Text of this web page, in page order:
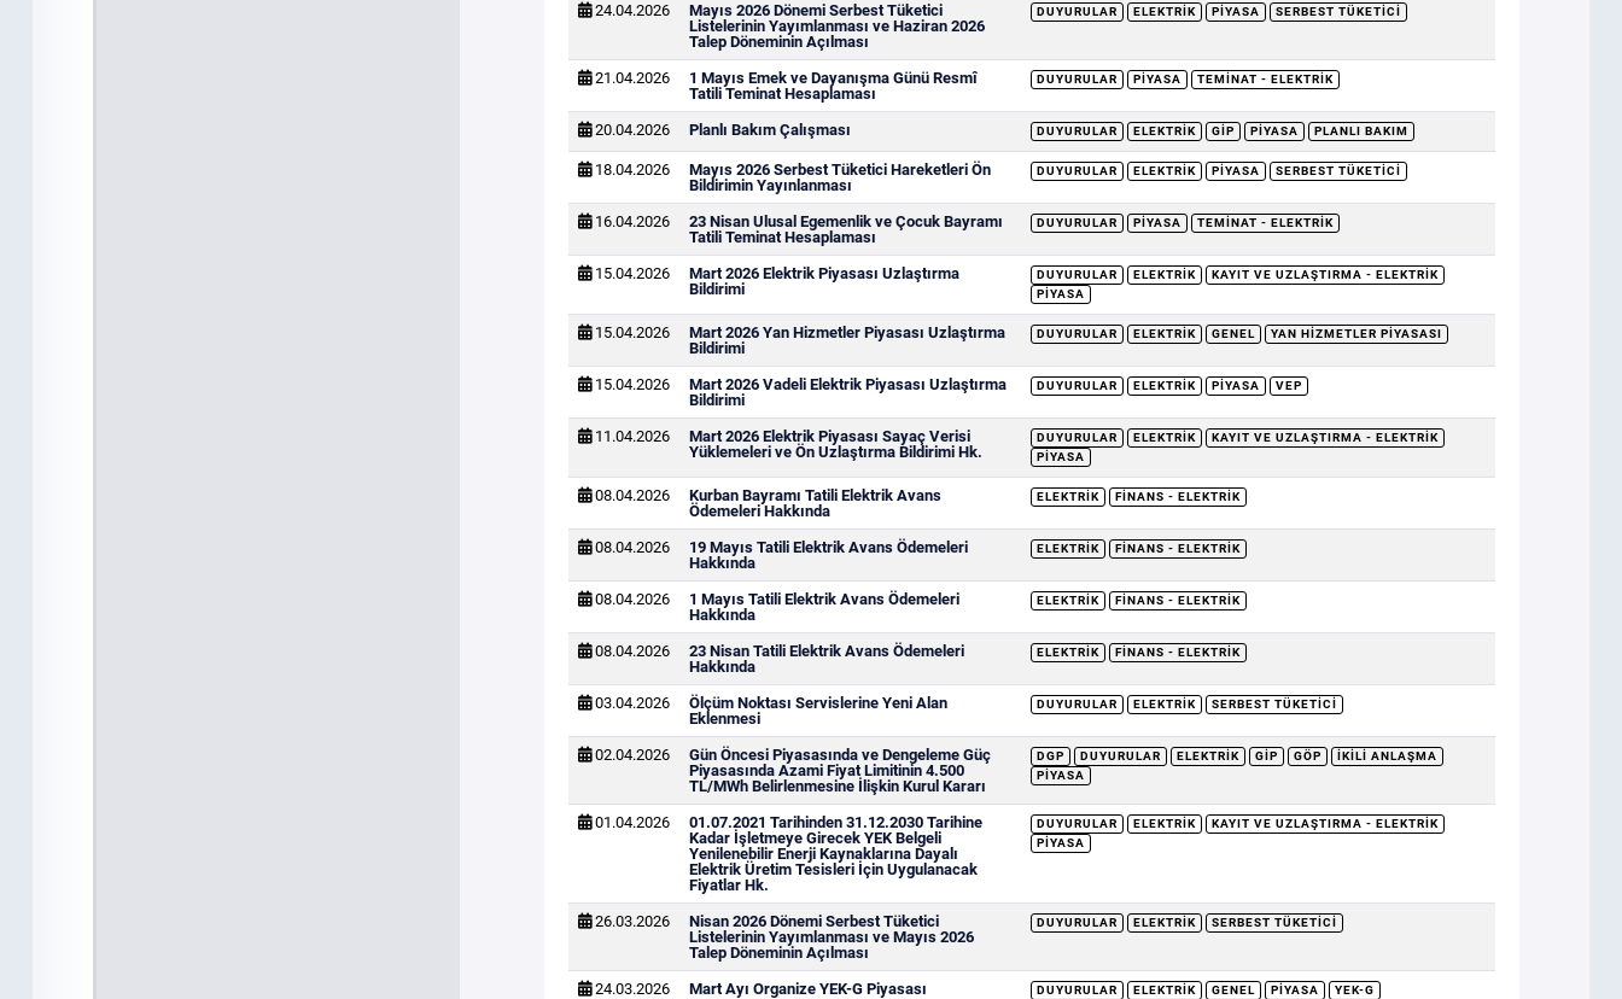
24.04.2026
Mayıs 2026 Dönemi Serbest Tüketici
Listelerinin Yayımlanması ve Haziran 2026
Talep Döneminin Açılması
DUYURULAR ELEKTRIK PIYASA SERBEST TÜKETICI
21.04.2026
1 Mayıs Emek ve Dayanışma Günü Resmî
Tatili Teminat Hesaplaması
DUYURULAR PIYASA TEMINAT - ELEKTRIK
20.04.2026 Planlı Bakım Çalışması DUYURULAR ELEKTRIK GİP PIYASA PLANLI BAKIM
18.04.2026
Mayıs 2026 Serbest Tüketici Hareketleri Ön
Bildirimin Yayınlanması
DUYURULAR ELEKTRIK PIYASA SERBEST TÜKETICI
16.04.2026
23 Nisan Ulusal Egemenlik ve Çocuk Bayramı
Tatili Teminat Hesaplaması
DUYURULAR PIYASA TEMINAT - ELEKTRIK
15.04.2026
Mart 2026 Elektrik Piyasası Uzlaştırma
Bildirimi
DUYURULAR ELEKTRIK
KAYIT VE UZLAŞTIRMA - ELEKTRIK
PIYASA
15.04.2026
Mart 2026 Yan Hizmetler Piyasası Uzlaştırma
Bildirimi
DUYURULAR ELEKTRIK GENEL YAN HIZMETLER PIYASASI
15.04.2026
Mart 2026 Vadeli Elektrik Piyasası Uzlaştırma
Bildirimi
DUYURULAR ELEKTRIK PIYASA VEP
11.04.2026
Mart 2026 Elektrik Piyasası Sayaç Verisi
Yüklemeleri ve Ön Uzlaştırma Bildirimi Hk.
DUYURULAR ELEKTRIK
KAYIT VE UZLAŞTIRMA - ELEKTRIK
PIYASA
08.04.2026
Kurban Bayramı Tatili Elektrik Avans
Ödemeleri Hakkında
ELEKTRIK FINANS - ELEKTRIK
08.04.2026
19 Mayıs Tatili Elektrik Avans Ödemeleri
Hakkında
ELEKTRIK FINANS - ELEKTRIK
08.04.2026
1 Mayıs Tatili Elektrik Avans Ödemeleri
Hakkında
ELEKTRIK FINANS - ELEKTRIK
08.04.2026
23 Nisan Tatili Elektrik Avans Ödemeleri
Hakkında
ELEKTRIK FINANS - ELEKTRIK
03.04.2026
Ölçüm Noktası Servislerine Yeni Alan
Eklenmesi
DUYURULAR ELEKTRIK SERBEST TÜKETICI
02.04.2026
Gün Öncesi Piyasasında ve Dengeleme Güç
Piyasasında Azami Fiyat Limitinin 4.500
TL/MWh Belirlenmesine İlişkin Kurul Kararı
DGP DUYURULAR ELEKTRIK GİP GÖP
İKILI ANLAŞMA
PIYASA
01.04.2026
01.07.2021 Tarihinden 31.12.2030 Tarihine
Kadar İşletmeye Girecek YEK Belgeli
Yenilenebilir Enerji Kaynaklarına Dayalı
Elektrik Üretim Tesisleri İçin Uygulanacak
Fiyatlar Hk.
DUYURULAR ELEKTRIK
KAYIT VE UZLAŞTIRMA - ELEKTRIK
PIYASA
26.03.2026
Nisan 2026 Dönemi Serbest Tüketici
Listelerinin Yayımlanması ve Mayıs 2026
Talep Döneminin Açılması
DUYURULAR ELEKTRIK SERBEST TÜKETICI
24.03.2026 Mart Ayı Organize YEK-G Piyasası DUYURULAR ELEKTRIK GENEL PIYASA YEK-G